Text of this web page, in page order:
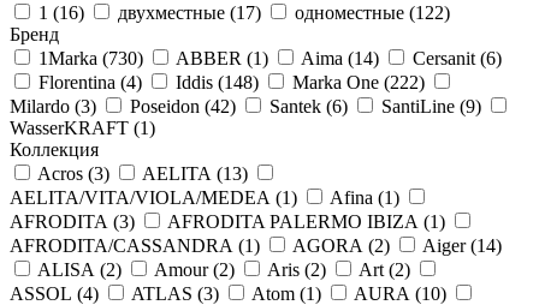
1 (16) двухместные (17) одноместные (122)
Бренд
1Marka (730) ABBER (1) Aima (14) Cersanit (6)
Florentina (4) Iddis (148) Marka One (222)
Milardo (3) Poseidon (42) Santek (6) SantiLine (9)
WasserKRAFT (1)
Коллекция
Acros (3) AELITA (13)
AELITA/VITA/VIOLA/MEDEA (1) Afina (1)
AFRODITA (3) AFRODITA PALERMO IBIZA (1)
AFRODITA/CASSANDRA (1) AGORA (2) Aiger (14)
ALISA (2) Amour (2) Aris (2) Art (2)
ASSOL (4) ATLAS (3) Atom (1) AURA (10)